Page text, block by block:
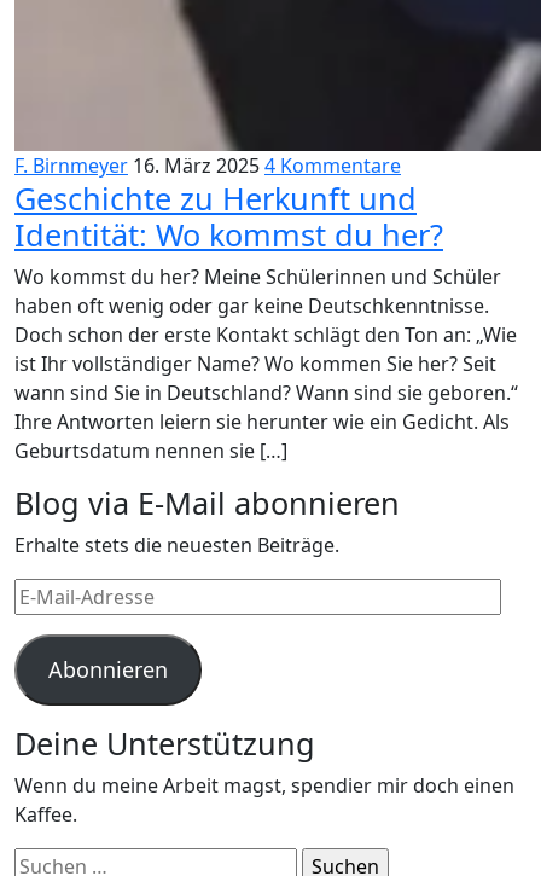
F. Birnmeyer 16. März 20254 Kommentare
Geschichte zu Herkunft und
Identität: Wo kommst du her?
Wo kommst du her? Meine Schülerinnen und Schüler
haben oft wenig oder gar keine Deutschkenntnisse.
Doch schon der erste Kontakt schlägt den Ton an: „Wie
ist Ihr vollständiger Name? Wo kommen Sie her? Seit
wann sind Sie in Deutschland? Wann sind sie geboren.“
Ihre Antworten leiern sie herunter wie ein Gedicht. Als
Geburtsdatum nennen sie […]
Blog via E-Mail abonnieren
Erhalte stets die neuesten Beiträge.
E-
Mail-
Adresse
Abonnieren
Deine Unterstützung
Wenn du meine Arbeit magst, spendier mir doch einen
Kaffee.
Suchen